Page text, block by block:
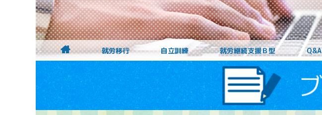
就労移行 自立訓練 就労継続支援Ｂ型 Q&A